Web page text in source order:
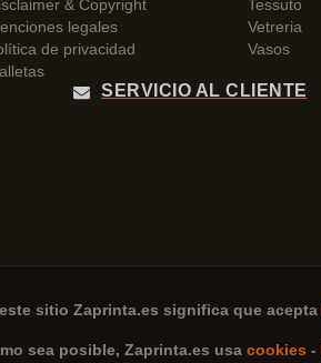
& Copyright
legales
de privacidad
Tessuto
Vetreria
Vasos
SERVICIO AL CLIENTE
sitio Zaprinta.es significa que acepta
sea posible, Zaprinta.es usa cookies -